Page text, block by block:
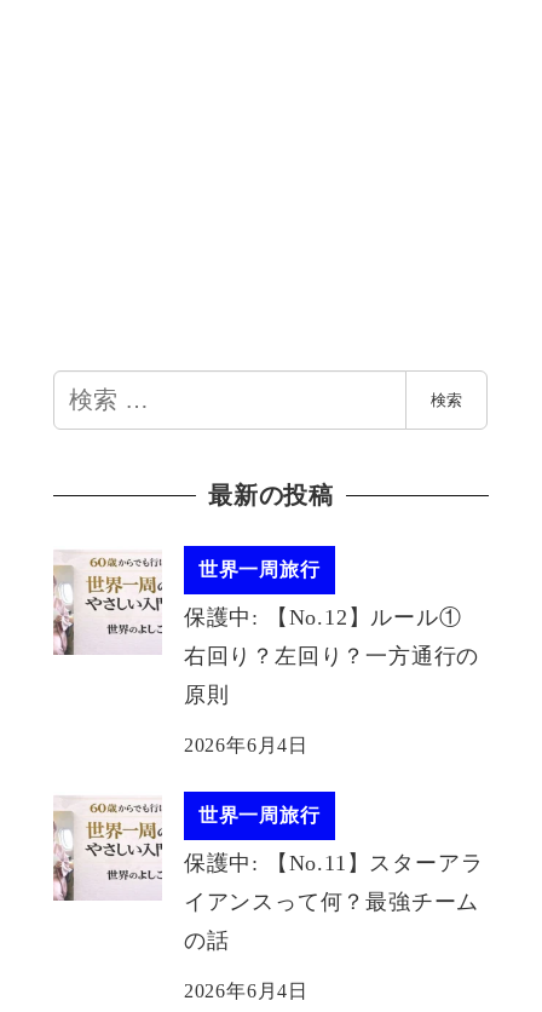
検
索
検索
最新の投稿
世界一周旅行
保護中: 【No.12】ルール①
右回り？左回り？一方通行の
原則
2026年6月4日
世界一周旅行
保護中: 【No.11】スターアラ
イアンスって何？最強チーム
の話
2026年6月4日